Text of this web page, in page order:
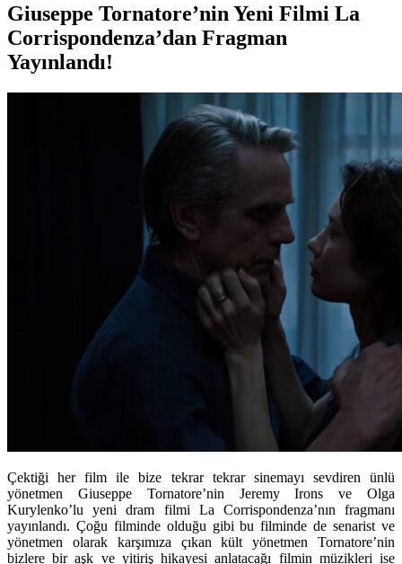
Giuseppe Tornatore’nin Yeni Filmi La
Corrispondenza’dan Fragman
Yayınlandı!
Çektiği her film ile bize tekrar tekrar sinemayı sevdiren ünlü
yönetmen Giuseppe Tornatore’nin Jeremy Irons ve Olga
Kurylenko’lu yeni dram filmi La Corrispondenza’nın fragmanı
yayınlandı. Çoğu filminde olduğu gibi bu filminde de senarist ve
yönetmen olarak karşımıza çıkan kült yönetmen Tornatore’nin
bizlere bir aşk ve yitiriş hikayesi anlatacağı filmin müzikleri ise